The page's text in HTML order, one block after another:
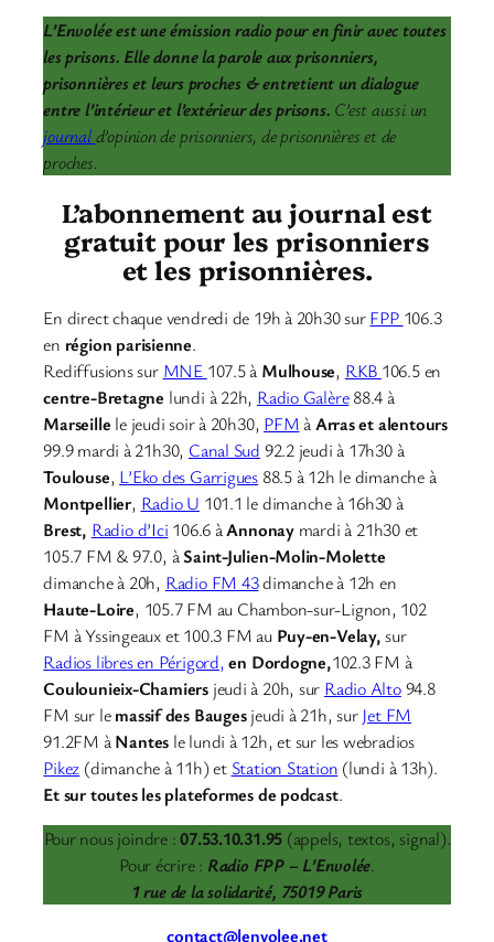
L’Envolée est une émission radio pour en finir avec toutes
les prisons. Elle donne la parole aux prisonniers,
prisonnières et leurs proches & entretient un dialogue
entre l’intérieur et l’extérieur des prisons. C’est aussi un
journald’opinion de prisonniers, de prisonnières et de
proches.
L’abonnement au journal est
gratuit pour les prisonniers
et les prisonnières.
En direct chaque vendredi de 19h à 20h30 surFPP 106.3
en région parisienne.
Rediffusions sur MNE 107.5 à Mulhouse, RKB 106.5 en
centre-Bretagne lundi à 22h, Radio Galère88.4 à
Marseille le jeudi soir à 20h30, PFMàArras et alentours
99.9 mardi à 21h30, Canal Sud 92.2 jeudi à 17h30 à
Toulouse, L’Eko des Garrigues 88.5 à 12h le dimanche à
Montpellier, Radio U 101.1 le dimanche à 16h30 à
Brest, Radio d’Ici 106.6 àAnnonay mardi à 21h30 et
105.7 FM & 97.0, àSaint-Julien-Molin-Molette
dimanche à 20h, Radio FM 43dimanche à 12h en
Haute-Loire, 105.7 FM au Chambon-sur-Lignon, 102
FM à Yssingeaux et 100.3 FM au Puy-en-Velay,sur
Radios libres en Périgord, en Dordogne,102.3 FM à
Coulounieix-Chamiers jeudi à 20h, sur Radio Alto94.8
FM sur lemassif des Baugesjeudi à 21h, sur Jet FM
91.2FM àNantes le lundi à 12h, et sur les webradios
Pikez (dimanche à 11h) et Station Station (lundi à 13h).
Et sur toutes les plateformes de podcast.
Pour nous joindre :07.53.10.31.95 (appels, textos, signal).
Pour écrire : Radio FPP – L’Envolée.
1 rue de la solidarité, 75019 Paris
contact@lenvolee.net